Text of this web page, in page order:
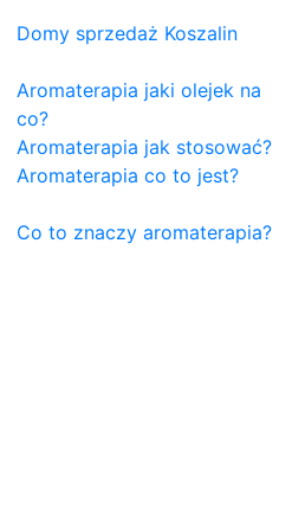
Domy sprzedaż Koszalin
Aromaterapia jaki olejek na
co?
Aromaterapia jak stosować?
Aromaterapia co to jest?
Co to znaczy aromaterapia?